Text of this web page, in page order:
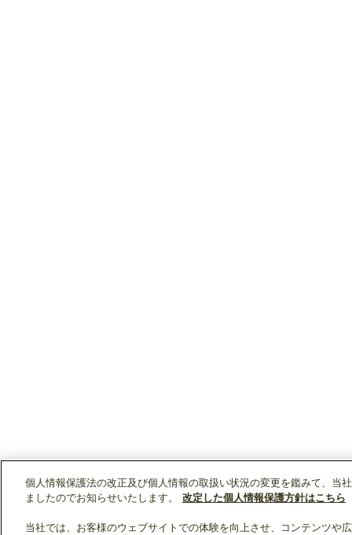
個人情報保護法の改正及び個人情報の取扱い状況の変更を鑑みて、当
ましたのでお知らせいたします。
改定した個人情報保護方針はこちら
当社では、お客様のウェブサイトでの体験を向上させ、コンテンツや